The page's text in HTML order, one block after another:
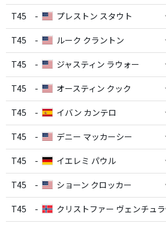
T45 - プレストン スタウト
T45 - ルーク クラントン
T45 - ジャスティン ラウォー
T45 - オースティン クック
T45 - イバン カンテロ
T45 - デニー マッカーシー
T45 - イエレミ パウル
T45 - ショーン クロッカー
T45 - クリストファー ヴェンチュラ